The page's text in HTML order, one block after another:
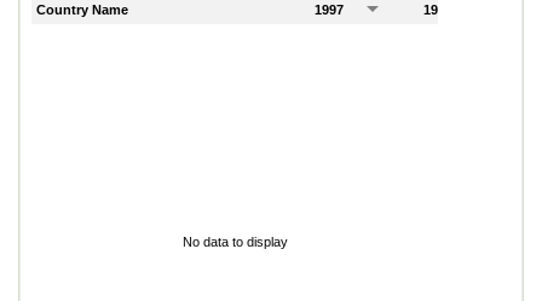
Country Name 1997 1998
No data to display